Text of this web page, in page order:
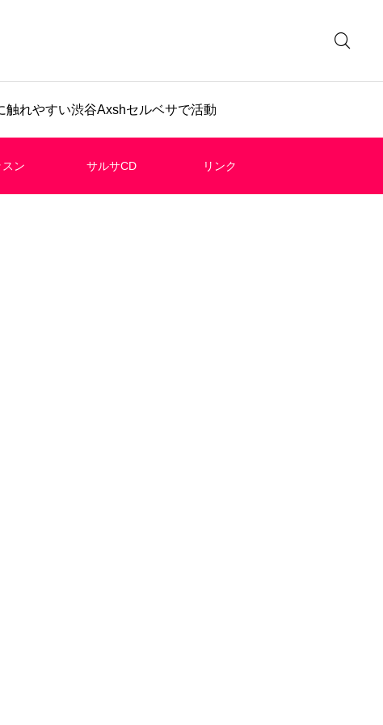
れやすい渋谷Axshセルベサで活動
スン サルサCD リンク